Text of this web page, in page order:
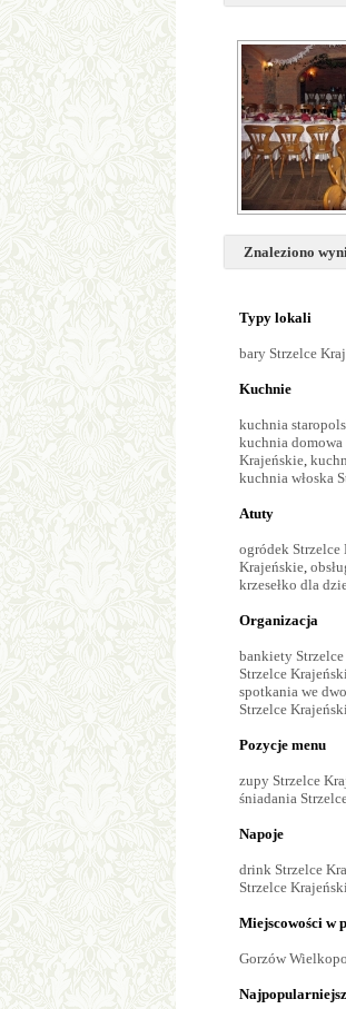
Znaleziono
Typy lokali
bary Strzelce
Kuchnie
kuchnia
kuchnia
Krajeńskie,
kuchnia włoska
Atuty
ogródek Strzelce
Krajeńskie,
krzesełko dla
Organizacja
bankiety
Strzelce
spotkania we
Strzelce
Pozycje menu
zupy Strzelce
śniadania
Napoje
drink Strzelce
Strzelce
Miejscowości w
Gorzów